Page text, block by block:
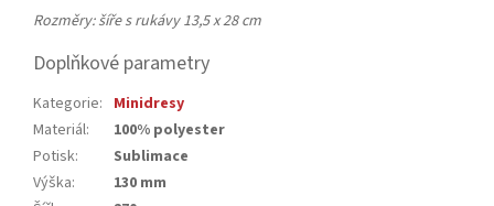
Rozměry: šíře s rukávy 13,5 x 28 cm
Doplňkové parametry
Kategorie: Minidresy
Materiál:
100% polyester
Potisk:
Sublimace
Výška:
130 mm